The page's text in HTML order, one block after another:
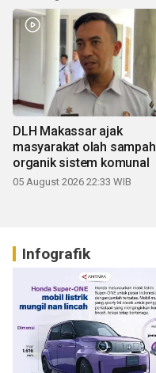
DLH Makassar ajak
masyarakat olah sampah
organik sistem komunal
05 August 2026 22:33 WIB
Infografik